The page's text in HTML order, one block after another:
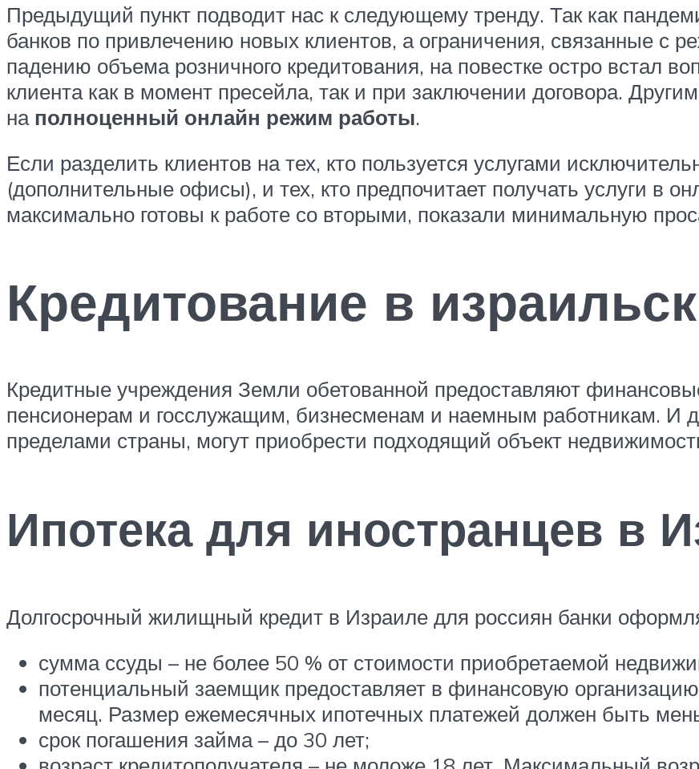
Предыдущий пункт подводит нас к следующему тренду. Так как
банков по привлечению новых клиентов, а ограничения, связанные с
падению объема розничного кредитования, на повестке остро встал
клиента как в момент пресейла, так и при заключении договора.
на полноценный онлайн режим работы.
Если разделить клиентов на тех, кто пользуется услугами
(дополнительные офисы), и тех, кто предпочитает получать услуги в
максимально готовы к работе со вторыми, показали минимальную
Кредитование в
Кредитные учреждения Земли обетованной предоставляют
пенсионерам и госслужащим, бизнесменам и наемным работникам.
пределами страны, могут приобрести подходящий объект
Ипотека для иностранцев в
Долгосрочный жилищный кредит в Израиле для россиян банки
сумма ссуды – не более 50 % от стоимости приобретаемой
потенциальный заемщик предоставляет в финансовую
месяц. Размер ежемесячных ипотечных платежей должен быть
срок погашения займа – до 30 лет;